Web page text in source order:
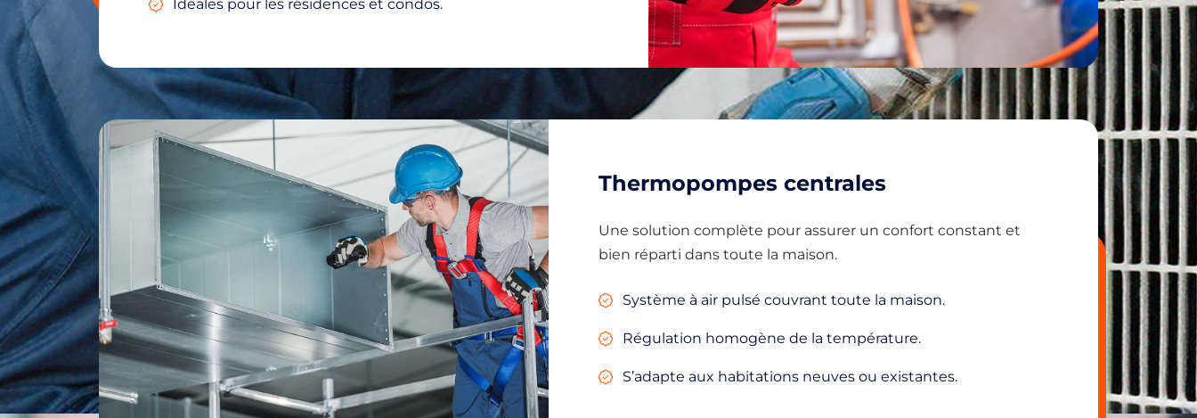
Idéales pour les résidences et condos.
Thermopompes centrales
Une solution complète pour assurer un confort constant et
bien réparti dans toute la maison.
Système à air pulsé couvrant toute la maison.
Régulation homogène de la température.
S’adapte aux habitations neuves ou existantes.